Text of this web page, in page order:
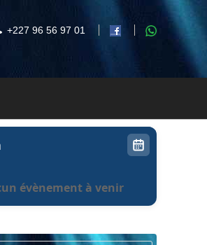
+227 96 56 97 01
évènement à venir